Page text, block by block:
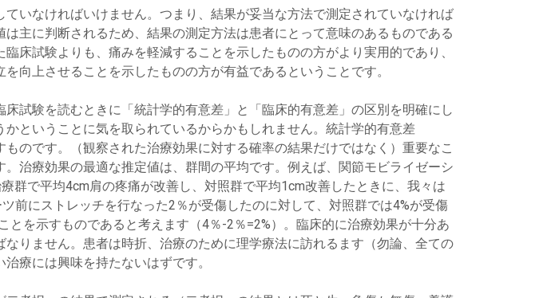
いなければいけません。つまり、結果が妥当な方法で測定されていなければ
主に判断されるため、結果の測定方法は患者にとって意味のあるものである
床試験よりも、痛みを軽減することを示したものの方がより実用的であり、
向上させることを示したものの方が有益であるということです。
試験を読むときに「統計学的有意差」と「臨床的有意差」の区別を明確にし
ということに気を取られているからかもしれません。統計学的有意差
のです。（観察された治療効果に対する確率の結果だけではなく）重要なこ
治療効果の最適な推定値は、群間の平均です。例えば、関節モビライゼーシ
群で平均4cm肩の疼痛が改善し、対照群で平均1cm改善したときに、我々は
前にストレッチを行なった2％が受傷したのに対して、対照群では4%が受傷
を示すものであると考えます（4％-2％=2%）。臨床的に治療効果が十分あ
りません。患者は時折、治療のために理学療法に訪れるます（勿論、全ての
療には興味を持たないはずです。